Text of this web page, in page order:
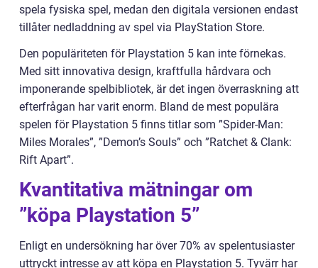
spela fysiska spel, medan den digitala versionen endast
tillåter nedladdning av spel via PlayStation Store.
Den populäriteten för Playstation 5 kan inte förnekas.
Med sitt innovativa design, kraftfulla hårdvara och
imponerande spelbibliotek, är det ingen överraskning att
efterfrågan har varit enorm. Bland de mest populära
spelen för Playstation 5 finns titlar som ”Spider-Man:
Miles Morales”, ”Demon’s Souls” och ”Ratchet & Clank:
Rift Apart”.
Kvantitativa mätningar om
”köpa Playstation 5”
Enligt en undersökning har över 70% av spelentusiaster
uttryckt intresse av att köpa en Playstation 5. Tyvärr har